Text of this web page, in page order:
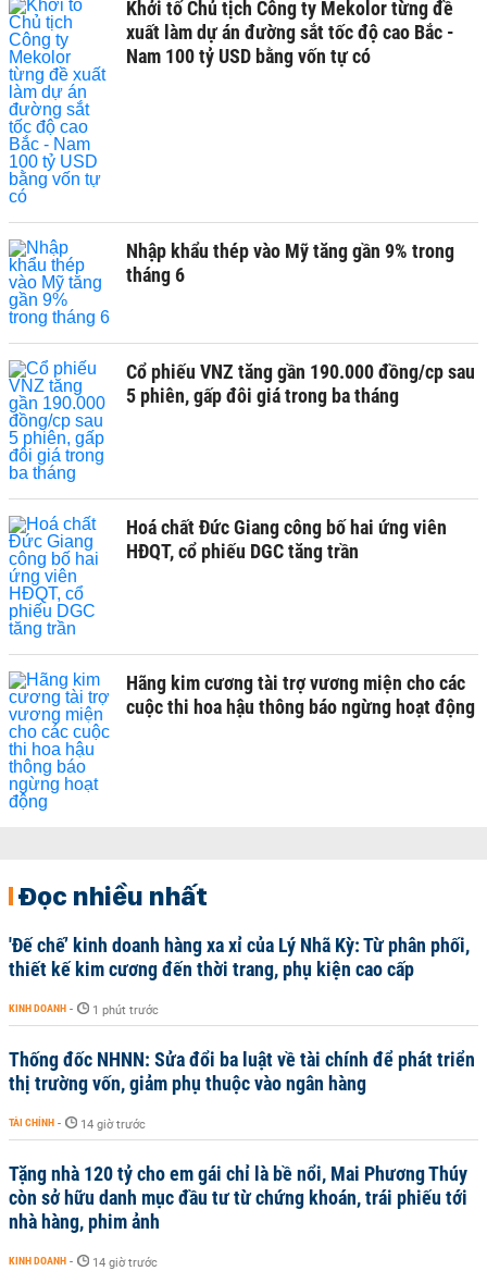
Khởi tố Chủ tịch Công ty Mekolor từng đề
xuất làm dự án đường sắt tốc độ cao Bắc -
Nam 100 tỷ USD bằng vốn tự có
Nhập khẩu thép vào Mỹ tăng gần 9% trong
tháng 6
Cổ phiếu VNZ tăng gần 190.000 đồng/cp sau
5 phiên, gấp đôi giá trong ba tháng
Hoá chất Đức Giang công bố hai ứng viên
HĐQT, cổ phiếu DGC tăng trần
Hãng kim cương tài trợ vương miện cho các
cuộc thi hoa hậu thông báo ngừng hoạt động
Đọc nhiều nhất
'Đế chế’ kinh doanh hàng xa xỉ của Lý Nhã Kỳ: Từ phân phối,
thiết kế kim cương đến thời trang, phụ kiện cao cấp
KINH DOANH - 1 phút trước
Thống đốc NHNN: Sửa đổi ba luật về tài chính để phát triển
thị trường vốn, giảm phụ thuộc vào ngân hàng
TÀI CHÍNH - 14 giờ trước
Tặng nhà 120 tỷ cho em gái chỉ là bề nổi, Mai Phương Thúy
còn sở hữu danh mục đầu tư từ chứng khoán, trái phiếu tới
nhà hàng, phim ảnh
KINH DOANH - 14 giờ trước